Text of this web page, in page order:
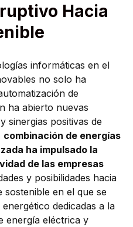
Hacia
informáticas en el
no solo ha
de
ha abierto nuevas
sinergias positivas de
combinación de energías
ha impulsado la
de las empresas
y posibilidades hacia
en el que se
dedicadas a la
energía eléctrica y